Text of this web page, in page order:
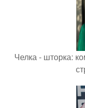
Челка - шторка: